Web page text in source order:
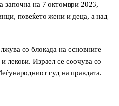
започна на 7 октомври 2023,
повеќето жени и деца, а над
со блокада на основните
лекови. Израел се соочува со
суд на правдата.